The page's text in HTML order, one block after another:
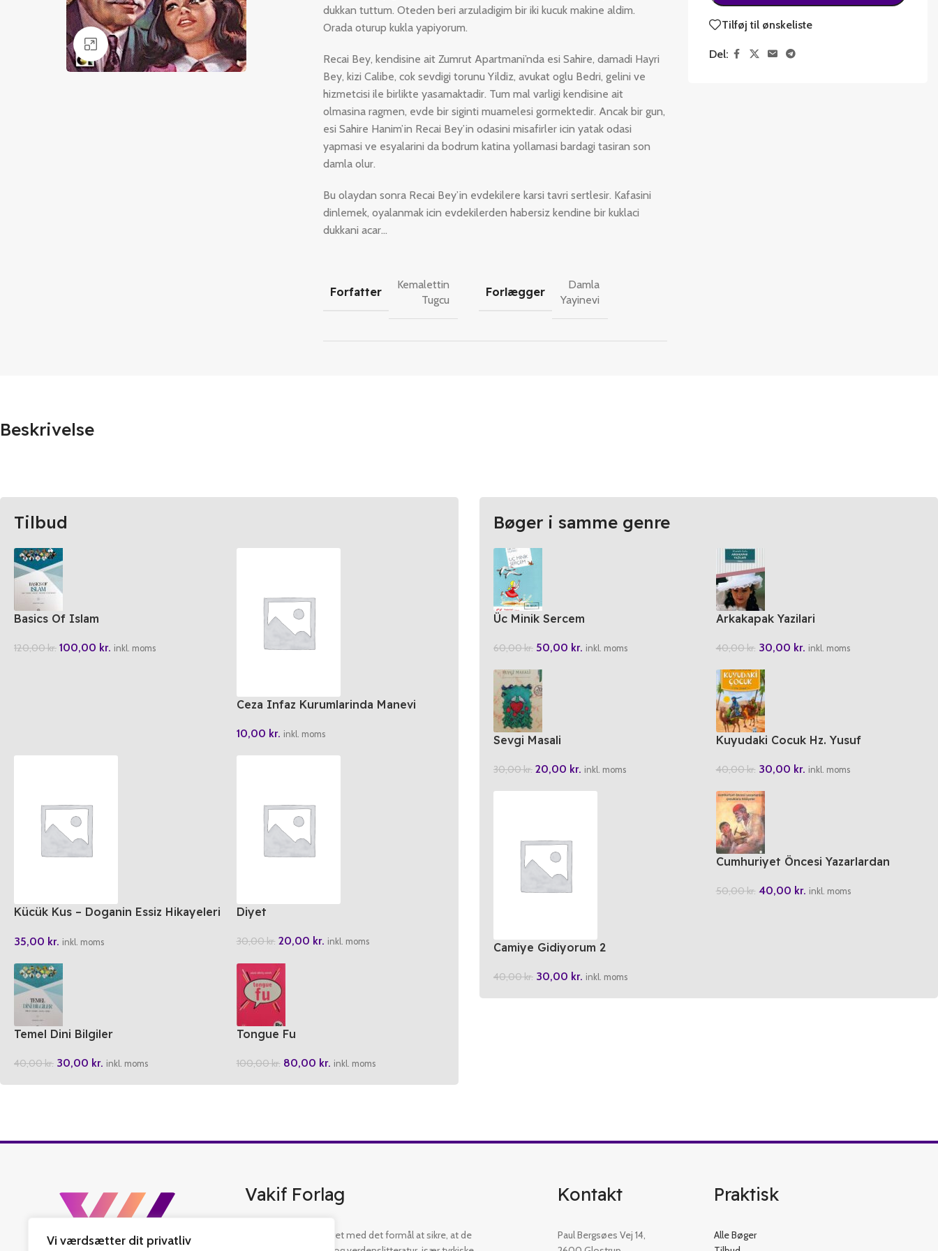
Vi værdsætter dit privatliv
Klik for at forstørre
dukkan tuttum. Oteden beri arzuladigim bir iki kucuk makine aldim.
Orada oturup kukla yapiyorum.
Recai Bey, kendisine ait Zumrut Apartmani’nda esi Sahire, damadi Hayri
Bey, kizi Calibe, cok sevdigi torunu Yildiz, avukat oglu Bedri, gelini ve
hizmetcisi ile birlikte yasamaktadir. Tum mal varligi kendisine ait
olmasina ragmen, evde bir siginti muamelesi gormektedir. Ancak bir gun,
esi Sahire Hanim’in Recai Bey’in odasini misafirler icin yatak odasi
yapmasi ve esyalarini da bodrum katina yollamasi bardagi tasiran son
damla olur.
Bu olaydan sonra Recai Bey’in evdekilere karsi tavri sertlesir. Kafasini
dinlemek, oyalanmak icin evdekilerden habersiz kendine bir kuklaci
dukkani acar…
Forfatter
Kemalettin
Tugcu
Forlægger
Damla
Yayinevi
Tilføj til ønskeliste
Del:
Beskrivelse
Tilbud
Basics Of Islam
120,00kr. 100,00 kr. inkl. moms
Ceza Infaz Kurumlarinda Manevi
10,00 kr. inkl. moms
Kücük Kus – Doganin Essiz Hikayeleri
35,00 kr. inkl. moms
Diyet
30,00kr. 20,00 kr. inkl. moms
Temel Dini Bilgiler
40,00kr. 30,00 kr. inkl. moms
Tongue Fu
100,00kr. 80,00 kr. inkl. moms
Bøger i samme genre
Üc Minik Sercem
60,00kr. 50,00 kr. inkl. moms
Arkakapak Yazilari
40,00kr. 30,00 kr. inkl. moms
Sevgi Masali
30,00kr. 20,00 kr. inkl. moms
Kuyudaki Cocuk Hz. Yusuf
40,00kr. 30,00 kr. inkl. moms
Camiye Gidiyorum 2
40,00kr. 30,00 kr. inkl. moms
Cumhuriyet Öncesi Yazarlardan
50,00kr. 40,00 kr. inkl. moms
Vakif Forlag
Vakif Forlag er etableret med det formål at sikre, at de
Kontakt
Paul Bergsøes Vej 14,
Praktisk
Alle Bøger